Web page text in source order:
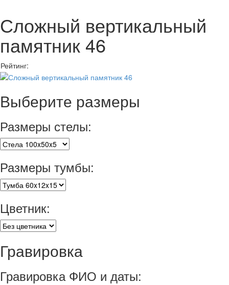
Сложный вертикальный
памятник 46
Рейтинг:
Выберите размеры
Размеры стелы:
Размеры тумбы:
Цветник:
Гравировка
Гравировка ФИО и даты: